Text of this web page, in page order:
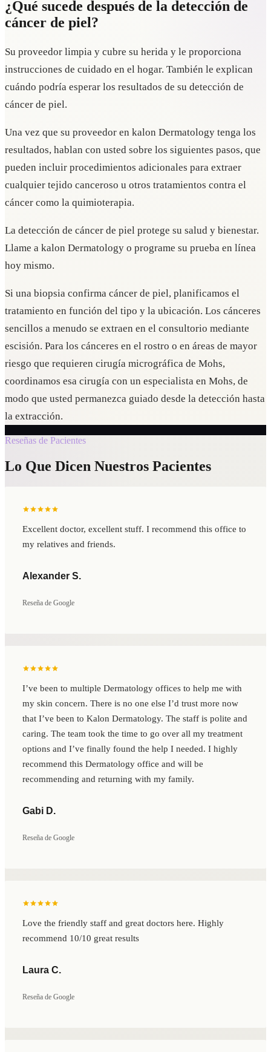
¿Qué sucede después de la detección de
cáncer de piel?
Su proveedor limpia y cubre su herida y le proporciona
instrucciones de cuidado en el hogar. También le explican
cuándo podría esperar los resultados de su detección de
cáncer de piel.
Una vez que su proveedor en kalon Dermatology tenga los
resultados, hablan con usted sobre los siguientes pasos, que
pueden incluir procedimientos adicionales para extraer
cualquier tejido canceroso u otros tratamientos contra el
cáncer como la quimioterapia.
La detección de cáncer de piel protege su salud y bienestar.
Llame a kalon Dermatology o programe su prueba en línea
hoy mismo.
Si una biopsia confirma cáncer de piel, planificamos el
tratamiento en función del tipo y la ubicación. Los cánceres
sencillos a menudo se extraen en el consultorio mediante
escisión. Para los cánceres en el rostro o en áreas de mayor
riesgo que requieren cirugía micrográfica de Mohs,
coordinamos esa cirugía con un especialista en Mohs, de
modo que usted permanezca guiado desde la detección hasta
la extracción.
Reseñas de Pacientes
Lo Que Dicen Nuestros Pacientes
Excellent doctor, excellent stuff. I recommend this office to
my relatives and friends.
Alexander S.
Reseña de Google
I’ve been to multiple Dermatology offices to help me with
my skin concern. There is no one else I’d trust more now
that I’ve been to Kalon Dermatology. The staff is polite and
caring. The team took the time to go over all my treatment
options and I’ve finally found the help I needed. I highly
recommend this Dermatology office and will be
recommending and returning with my family.
Gabi D.
Reseña de Google
Love the friendly staff and great doctors here. Highly
recommend 10/10 great results
Laura C.
Reseña de Google